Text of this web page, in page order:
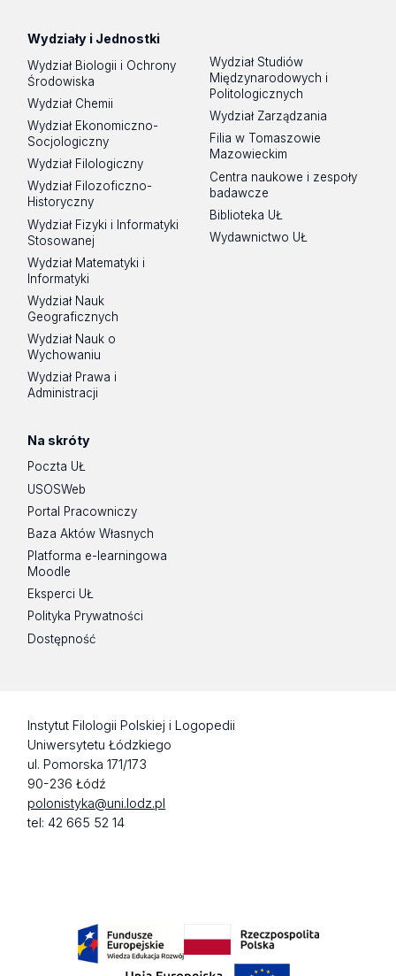
Wydziały i Jednostki
Wydział Biologii i Ochrony
Środowiska
Wydział Chemii
Wydział Ekonomiczno-
Socjologiczny
Wydział Filologiczny
Wydział Filozoficzno-
Historyczny
Wydział Fizyki i Informatyki
Stosowanej
Wydział Matematyki i
Informatyki
Wydział Nauk
Geograficznych
Wydział Nauk o
Wychowaniu
Wydział Prawa i
Administracji
Wydział Studiów
Międzynarodowych i
Politologicznych
Wydział Zarządzania
Filia w Tomaszowie
Mazowieckim
Centra naukowe i zespoły
badawcze
Biblioteka UŁ
Wydawnictwo UŁ
Na skróty
Poczta UŁ
USOSWeb
Portal Pracowniczy
Baza Aktów Własnych
Platforma e-learningowa
Moodle
Eksperci UŁ
Polityka Prywatności
Dostępność
Instytut Filologii Polskiej i Logopedii
Uniwersytetu Łódzkiego
ul. Pomorska 171/173
90-236 Łódź
polonistyka@uni.lodz.pl
tel: 42 665 52 14